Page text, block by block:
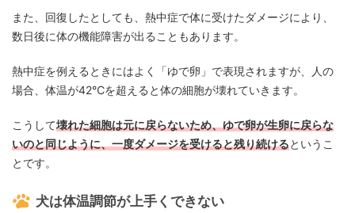
また、回復したとしても、熱中症で体に受けたダメージにより、
数日後に体の機能障害が出ることもあります。
熱中症を例えるときにはよく「ゆで卵」で表現されますが、人の
場合、体温が42℃を超えると体の細胞が壊れていきます。
こうして壊れた細胞は元に戻らないため、ゆで卵が生卵に戻らな
いのと同じように、一度ダメージを受けると残り続けるというこ
とです。
犬は体温調節が上手くできない